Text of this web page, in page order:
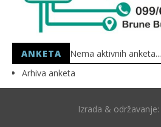
ANKETA
Nema aktivnih anketa...
Arhiva anketa
Izrada & održavanje: